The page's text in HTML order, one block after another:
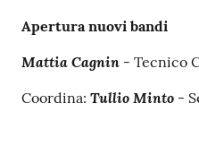
Apertura nuovi bandi
Mattia Cagnin - Tecnico
Coordina: Tullio Minto -